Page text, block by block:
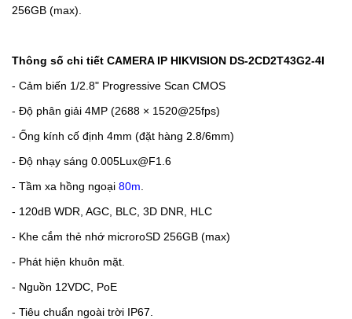
256GB (max).
Thông số chi tiết CAMERA IP HIKVISION DS-2CD2T43G2-4I
- Cảm biến 1/2.8" Progressive Scan CMOS
- Độ phân giải 4MP (2688 × 1520@25fps)
- Ống kính cố định 4mm (đặt hàng 2.8/6mm)
- Độ nhạy sáng 0.005Lux@F1.6
- Tầm xa hồng ngoại 80m
- 120dB WDR, AGC, BLC, 3D DNR, HLC
- Khe cắm thẻ nhớ microroSD 256GB (max)
- Phát hiện khuôn mặt.
- Nguồn 12VDC, PoE
- Tiêu chuẩn ngoài trời IP67.